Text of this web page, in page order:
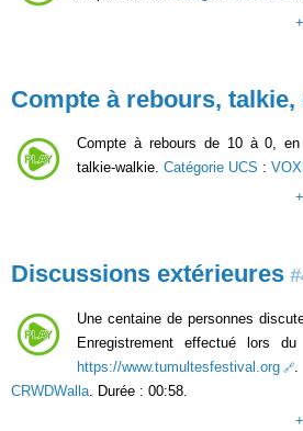
Compte à rebours,
Compte à rebours de 10 à 0,
talkie-walkie. Catégorie UCS :
Discussions extérieures
Une centaine de personnes
Enregistrement effectué lors
https://www.tumultesfestival.org
CRWDWalla . Durée : 00:58.